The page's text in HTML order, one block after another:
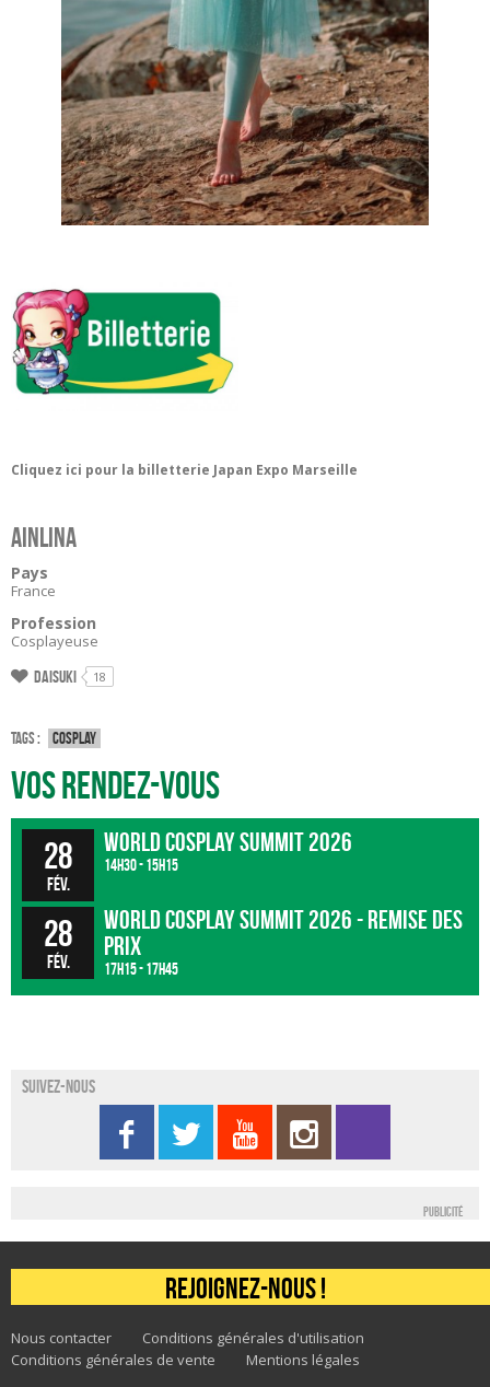
Cliquez ici pour la billetterie Japan Expo Marseille
Ainlina
Pays
France
Profession
Cosplayeuse
Daisuki 18
Tags : Cosplay
Vos rendez-vous
28
fév.
World Cosplay Summit 2026
14h30 - 15h15
28
fév.
World Cosplay Summit 2026 - Remise des
prix
17h15 - 17h45
Suivez-nous
Publicité
Rejoignez-nous !
Nous contacter
Conditions générales d'utilisation
Conditions générales de vente
Mentions légales